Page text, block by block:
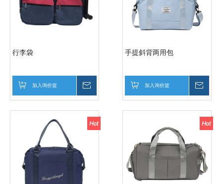
行李袋
加入询价篮
手提斜背两用包
加入询价篮